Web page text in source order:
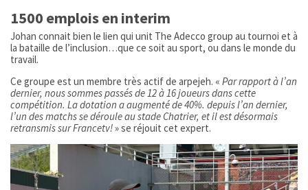
1500 emplois en interim
Johan connait bien le lien qui unit The Adecco group au tournoi et à
la bataille de l’inclusion…que ce soit au sport, ou dans le monde du
travail.
Ce groupe est un membre très actif de arpejeh. « Par rapport à l’an
dernier, nous sommes passés de 12 à 16 joueurs dans cette
compétition. La dotation a augmenté de 40%. depuis l’an dernier,
l’un des matchs se déroule au stade Chatrier, et il est désormais
retransmis sur Francetv!» se réjouit cet expert.